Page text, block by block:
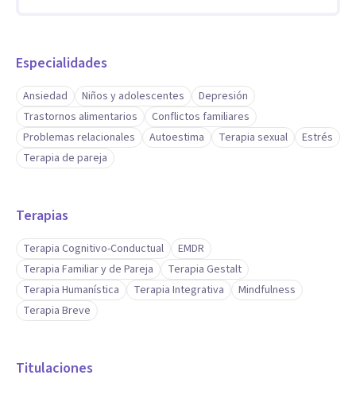
Especialidades
Ansiedad Niños y adolescentes
Depresión
Trastornos alimentarios
Conflictos familiares
Problemas relacionales
Autoestima Terapia sexual
Estrés
Terapia de pareja
Terapias
Terapia Cognitivo-Conductual
EMDR
Terapia Familiar y de Pareja
Terapia Gestalt
Terapia Humanística
Terapia Integrativa
Mindfulness
Terapia Breve
Titulaciones